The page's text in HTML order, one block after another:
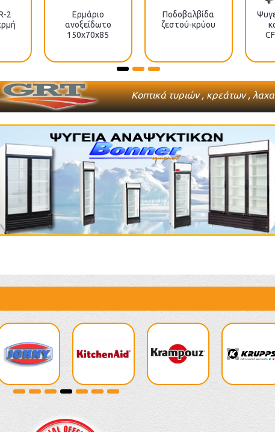
2
Ερμάριο
ανοξείδωτο
150x70x85
Ποδοβαλβίδα
ζεστού-κρύου